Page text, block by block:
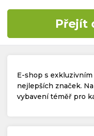
Časté dotazy
Kontakt
Přejít
E-shop s
nejlepších značek.
vybavení téměř pro